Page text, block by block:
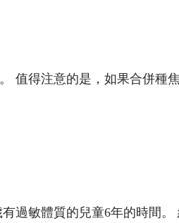
值得注意的是，如果合併種
過敏體質的兒童6年的時間